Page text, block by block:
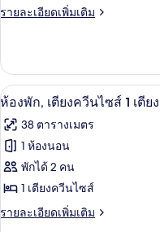
ระเบียง
พัก,
ควีน
ไซส์
1
เตียง
รายละเอียดเพิ่มเติม
ราย
เกี่ยว
กับ
ห้อง
เตียง
ควีน
ไซส์
เตียง
เปิด
ภาพถ่าย
ทั้งหมด
ของ
ห้อง
พัก,
8
ห้องพัก, เตียงควีนไซส์ 1 เตียง
38 ตารางเมตร
1 ห้องนอน
พักได้ 2 คน
1 เตียงควีนไซส์
รายละเอียดเพิ่มเติม
ราย